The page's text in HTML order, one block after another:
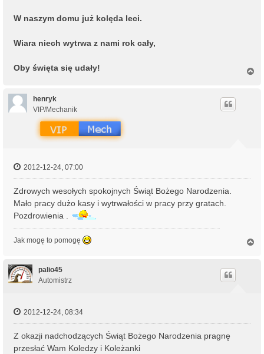
W naszym domu już kolęda leci.
Wiara niech wytrwa z nami rok cały,
Oby święta się udały!
henryk
VIP/Mechanik
2012-12-24, 07:00
Zdrowych wesołych spokojnych Świąt Bożego Narodzenia.
Mało pracy dużo kasy i wytrwałości w pracy przy gratach.
Pozdrowienia .
Jak mogę to pomogę
palio45
Automistrz
2012-12-24, 08:34
Z okazji nadchodzących Świąt Bożego Narodzenia pragnę
przesłać Wam Koledzy i Koleżanki